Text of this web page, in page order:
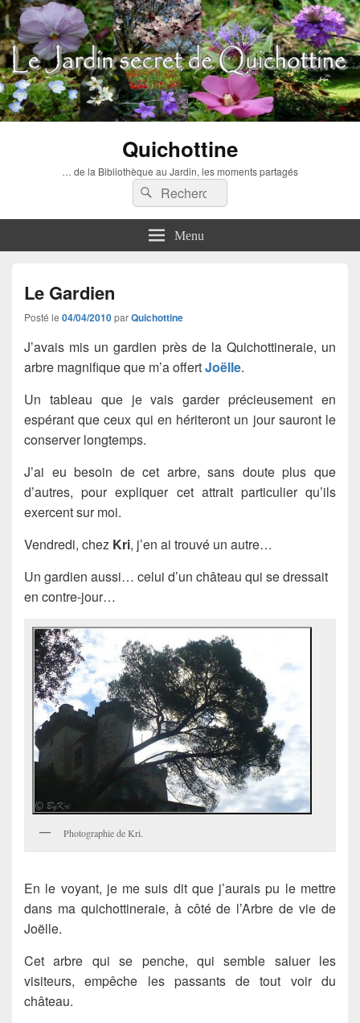
Quichottine
… de la Bibliothèque au Jardin, les moments partagés
Recherche :
Rechercher
Menu
Le Gardien
Posté le 04/04/2010parQuichottine
J’avais mis un gardien près de la Quichottineraie, un
arbre magnifique que m’a offertJoëlle.
Un tableau que je vais garder précieusement en
espérant que ceux qui en hériteront un jour sauront le
conserver longtemps.
J’ai eu besoin de cet arbre, sans doute plus que
d’autres, pour expliquer cet attrait particulier qu’ils
exercent sur moi.
Vendredi, chez Kri, j’en ai trouvé un autre…
Un gardien aussi… celui d’un château qui se dressait
en contre-jour…
Photographie de Kri.
En le voyant, je me suis dit que j’aurais pu le mettre
dans ma quichottineraie, à côté de l’Arbre de vie de
Joëlle.
Cet arbre qui se penche, qui semble saluer les
visiteurs, empêche les passants de tout voir du
château.